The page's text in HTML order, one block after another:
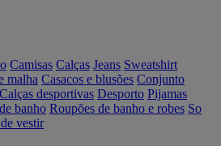
Camisas Calças Jeans Sweatshirt
malha Casacos e blusões Conjunto
Calças desportivas Desporto Pijamas
banho Roupões de banho e robes So
vestir